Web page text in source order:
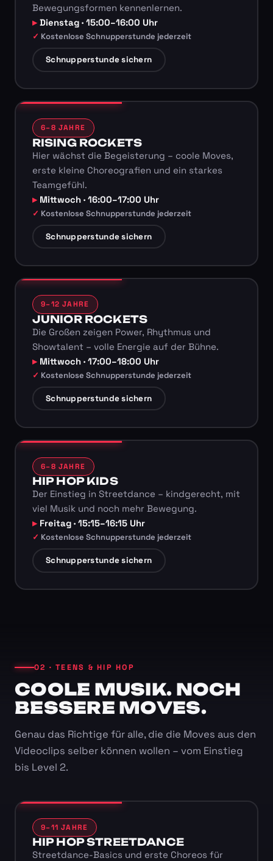
Bewegungsformen kennenlernen.
Dienstag · 15:00–16:00 Uhr
Kostenlose Schnupperstunde jederzeit
Schnupperstunde sichern
6–8 JAHRE
RISING ROCKETS
Hier wächst die Begeisterung – coole Moves,
erste kleine Choreografien und ein starkes
Teamgefühl.
Mittwoch · 16:00–17:00 Uhr
Kostenlose Schnupperstunde jederzeit
Schnupperstunde sichern
9–12 JAHRE
JUNIOR ROCKETS
Die Großen zeigen Power, Rhythmus und
Showtalent – volle Energie auf der Bühne.
Mittwoch · 17:00–18:00 Uhr
Kostenlose Schnupperstunde jederzeit
Schnupperstunde sichern
6–8 JAHRE
HIP HOP KIDS
Der Einstieg in Streetdance – kindgerecht, mit
viel Musik und noch mehr Bewegung.
Freitag · 15:15–16:15 Uhr
Kostenlose Schnupperstunde jederzeit
Schnupperstunde sichern
02 · TEENS & HIP HOP
COOLE MUSIK. NOCH
BESSERE MOVES.
Genau das Richtige für alle, die die Moves aus den
Videoclips selber können wollen – vom Einstieg
bis Level 2.
9–11 JAHRE
HIP HOP STREETDANCE
Streetdance-Basics und erste Choreos für